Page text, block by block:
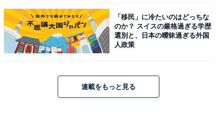
「移民」に冷たいのはどっちな
のか？ スイスの厳格過ぎる学歴
選別と、日本の曖昧過ぎる外国
人政策
連載をもっと見る